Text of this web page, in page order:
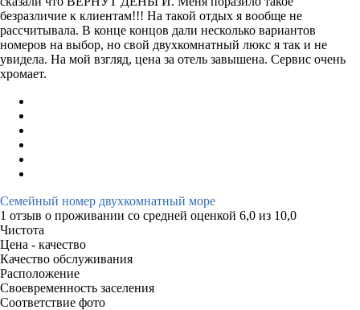
безразличие к клиентам!!! На такой отдых я вообще не
рассчитывала. В конце концов дали несколько вариантов
номеров на выбор, но свой двухкомнатный люкс я так и не
увидела. На мой взгляд, цена за отель завышена. Сервис очень
хромает.
Семейный номер двухкомнатный море
1 отзыв о проживании со средней оценкой 6,0 из 10,0
Чистота
Цена - качество
Качество обслуживания
Расположение
Своевременность заселения
Соответствие фото